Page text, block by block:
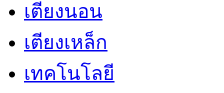
เตียงนอน
เตียงเหล็ก
เทคโนโลยี